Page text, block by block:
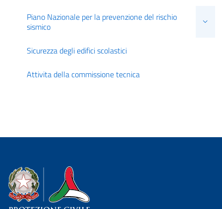
Piano Nazionale per la prevenzione del rischio
sismico
Sicurezza degli edifici scolastici
Attivita della commissione tecnica
Dipartimento della Protezione Civile